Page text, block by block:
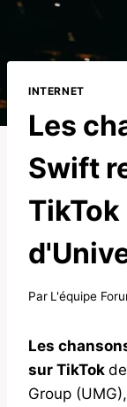
INTERNET
Les
Swift
Par L'équipe
Les
sur TikTok
Group